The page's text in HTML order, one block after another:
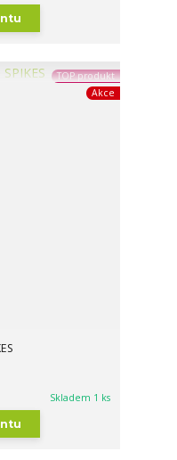
TOP produkt
Akce
Skladem 1 ks